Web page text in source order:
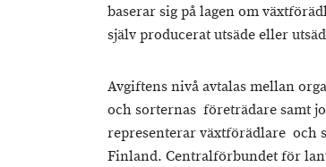
baserar sig på lagen om
själv producerat utsäde eller
Avgiftens nivå avtalas mellan
och sorternas företrädare samt
representerar växtförädlare och
Finland. Centralförbundet för